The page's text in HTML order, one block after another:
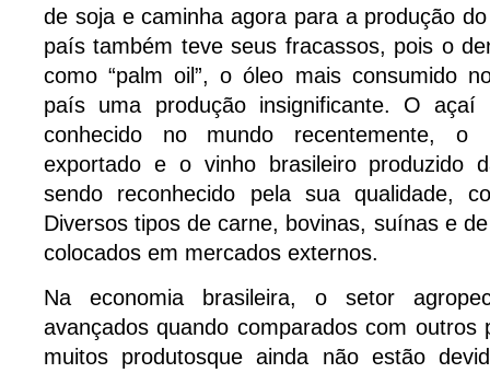
de soja e caminha agora para a produção
país também teve seus fracassos, pois o
como “palm oil”, o óleo mais consumido
país uma produção insignificante. O açaí
conhecido no mundo recentemente, o
exportado e o vinho brasileiro produzido
sendo reconhecido pela sua qualidade,
Diversos tipos de carne, bovinas, suínas e
colocados em mercados externos.
Na economia brasileira, o setor
avançados quando comparados com outros
muitos produtosque ainda não estão